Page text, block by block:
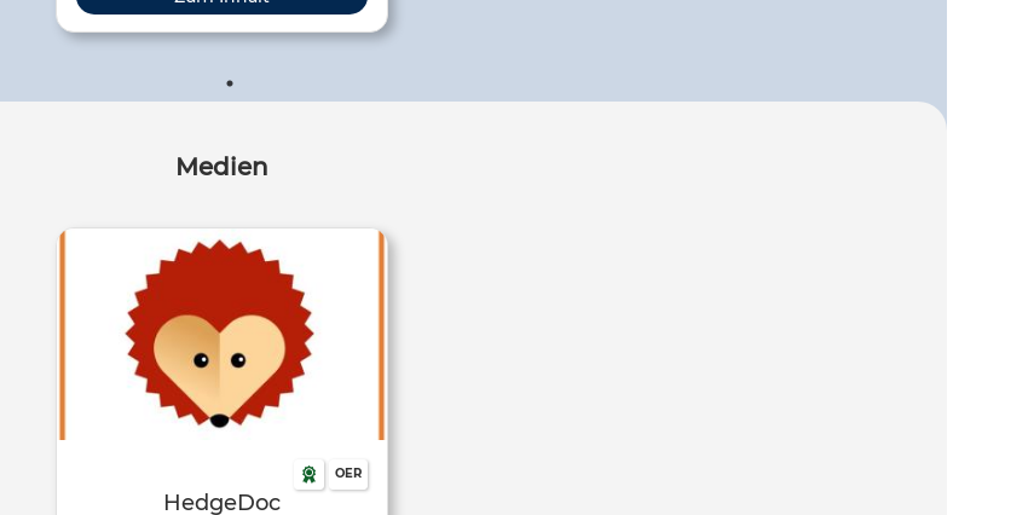
Einsatz in deinem Unterricht eignet.
Medien
OER
HedgeDoc